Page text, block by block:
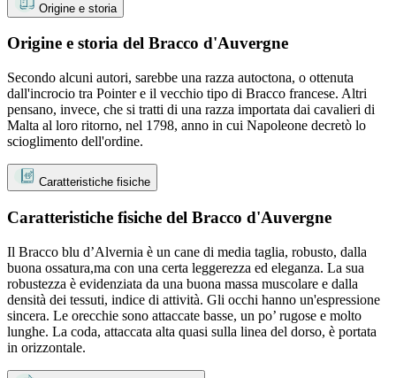
Origine e storia
Origine e storia del Bracco d'Auvergne
Secondo alcuni autori, sarebbe una razza autoctona, o ottenuta
dall'incrocio tra Pointer e il vecchio tipo di Bracco francese. Altri
pensano, invece, che si tratti di una razza importata dai cavalieri di
Malta al loro ritorno, nel 1798, anno in cui Napoleone decretò lo
scioglimento dell'ordine.
Caratteristiche fisiche
Caratteristiche fisiche del Bracco d'Auvergne
Il Bracco blu d’Alvernia è un cane di media taglia, robusto, dalla
buona ossatura,ma con una certa leggerezza ed eleganza. La sua
robustezza è evidenziata da una buona massa muscolare e dalla
densità dei tessuti, indice di attività. Gli occhi hanno un'espressione
sincera. Le orecchie sono attaccate basse, un po’ rugose e molto
lunghe. La coda, attaccata alta quasi sulla linea del dorso, è portata
in orizzontale.